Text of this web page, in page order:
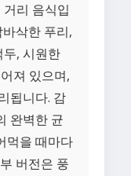
리 음식입
삭한 푸리,
, 시원한
져 있으며,
됩니다. 감
완벽한 균
먹을 때마다
버전은 풍